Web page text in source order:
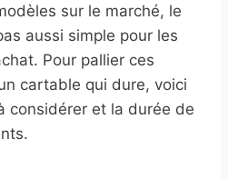
sur le marché, le
aussi simple pour les
Pour pallier ces
cartable qui dure, voici
considérer et la durée de